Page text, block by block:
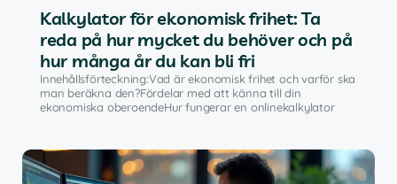
Kalkylator för ekonomisk frihet: Ta
reda på hur mycket du behöver och på
hur många år du kan bli fri
Innehållsförteckning:Vad är ekonomisk frihet och varför ska
man beräkna den?Fördelar med att känna till din
ekonomiska oberoendeHur fungerar en onlinekalkylator